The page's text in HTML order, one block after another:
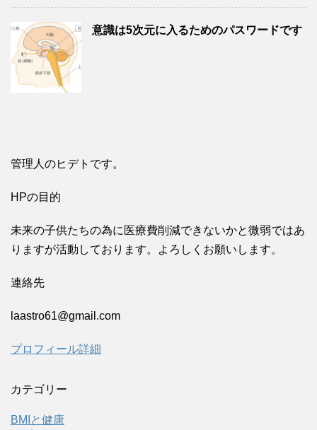
意識は5次元に入るためのパスワードです
管理人のヒデトです。
HPの目的
未来の子供たちの為に医療費削減できないかと微弱ではあ
りますが活動しております。よろしくお願いします。
連絡先
laastro61@gmail.com
プロフィール詳細
カテゴリー
BMIと健康